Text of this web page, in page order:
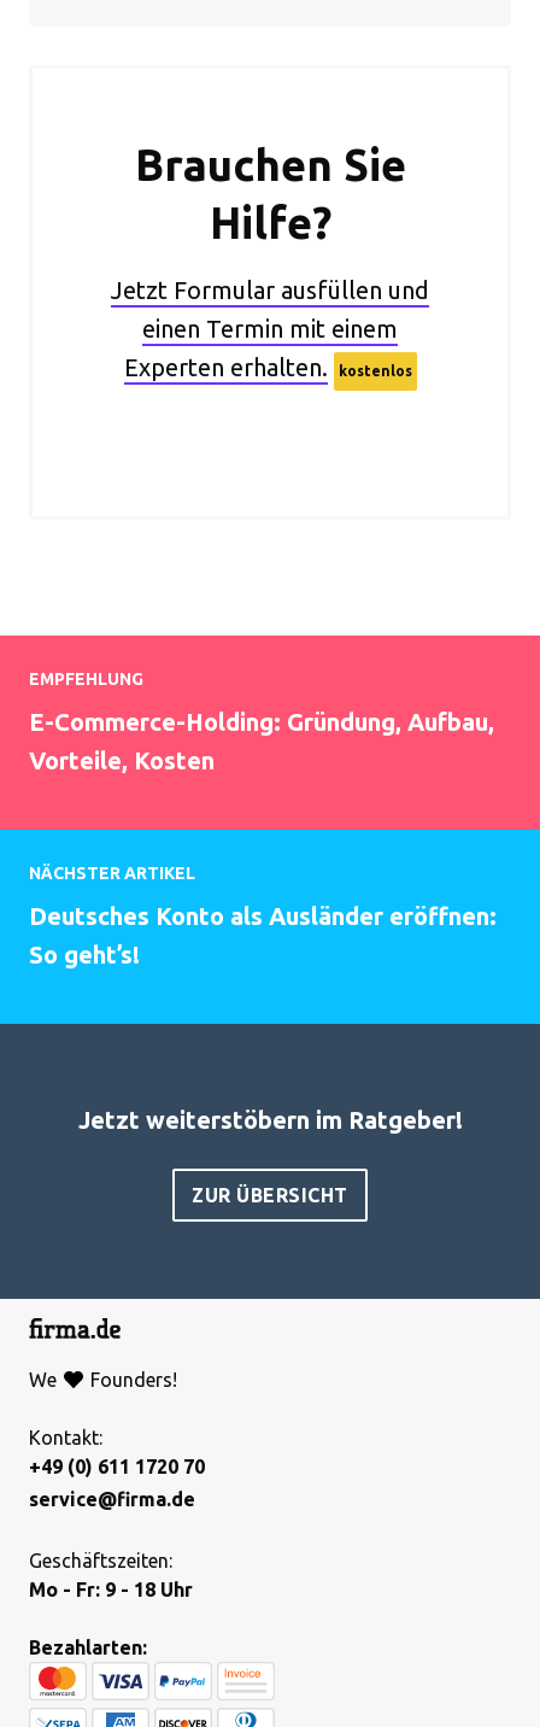
Brauchen Sie
Hilfe?
Jetzt Formular ausfüllen und
einen Termin mit einem
Experten erhalten.
kostenlos
EMPFEHLUNG
E-Commerce-Holding: Gründung, Aufbau,
Vorteile, Kosten
NÄCHSTER ARTIKEL
Deutsches Konto als Ausländer eröffnen:
So geht’s!
Jetzt weiterstöbern im Ratgeber!
ZUR ÜBERSICHT
We Founders!
Kontakt:
+49 (0) 611 1720 70
service@firma.de
Geschäftszeiten:
Mo - Fr: 9 - 18 Uhr
Bezahlarten: